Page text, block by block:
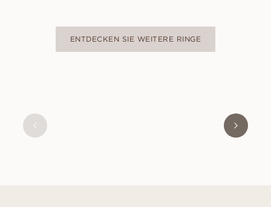
ENTDECKEN SIE WEITERE RINGE